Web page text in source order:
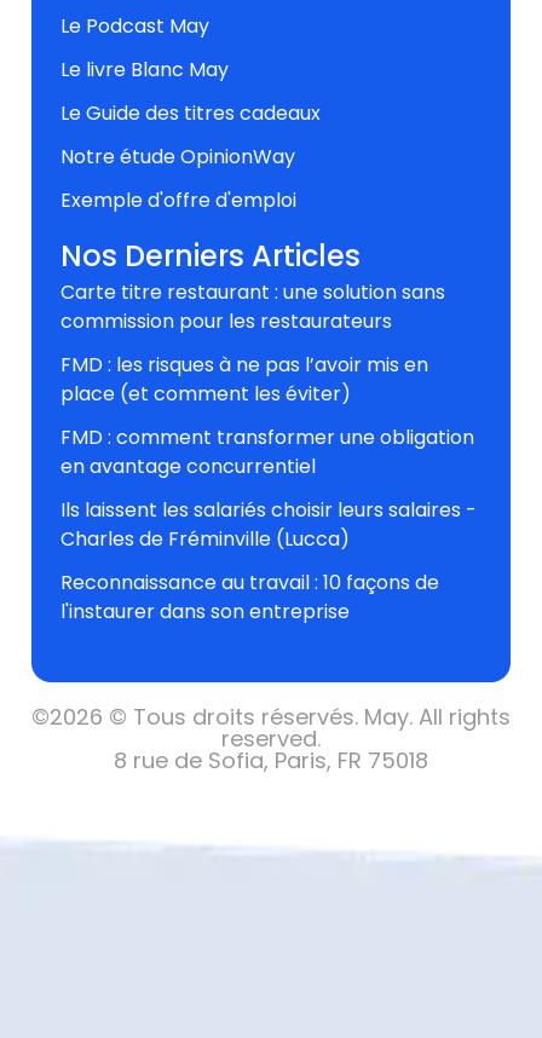
Le Podcast May
Le livre Blanc May
Le Guide des titres cadeaux
Notre étude OpinionWay
Exemple d'offre d'emploi
Nos Derniers Articles
Carte titre restaurant : une solution sans
commission pour les restaurateurs
FMD : les risques à ne pas l’avoir mis en
place (et comment les éviter)
FMD : comment transformer une obligation
en avantage concurrentiel
Ils laissent les salariés choisir leurs salaires -
Charles de Fréminville (Lucca)
Reconnaissance au travail : 10 façons de
l'instaurer dans son entreprise
©2026 © Tous droits réservés. May. All rights
reserved.
8 rue de Sofia, Paris, FR 75018